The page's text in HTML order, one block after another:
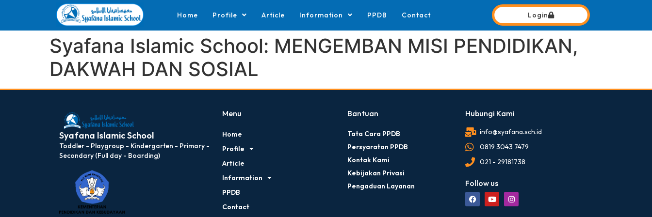
Home Profile Article Information PPDB Contact Login
Syafana Islamic School: MENGEMBAN MISI PENDIDIKAN,
DAKWAH DAN SOSIAL
Syafana Islamic School
Toddler - Playgroup - Kindergarten - Primary -
Secondary (Full day - Boarding)
Menu
Home
Profile
Article
Information
PPDB
Contact
Bantuan
Tata Cara PPDB
Persyaratan PPDB
Kontak Kami
Kebijakan Privasi
Pengaduan Layanan
Hubungi Kami
info@syafana.sch.id
0819 3043 7479
021 - 29181738
Follow us